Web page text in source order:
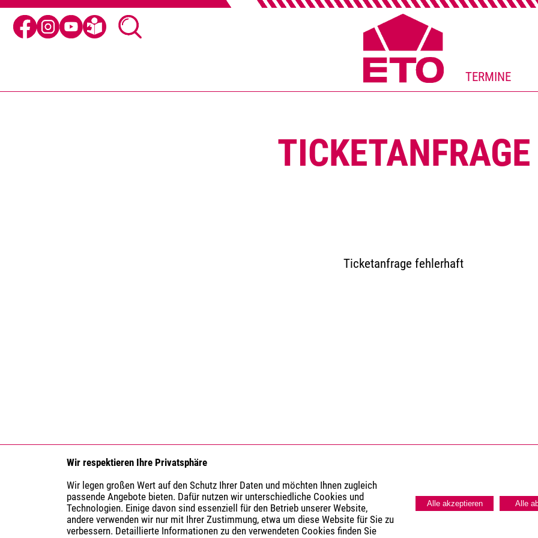
TERMINE
Wir respektieren Ihre Privatsphäre
Wir legen großen Wert auf den Schutz Ihrer Daten und möchten Ihnen zugleich
passende Angebote bieten. Dafür nutzen wir unterschiedliche Cookies und
Technologien. Einige davon sind essenziell für den Betrieb unserer Website,
andere verwenden wir nur mit Ihrer Zustimmung, etwa um diese Website für Sie zu
verbessern. Detaillierte Informationen zu den verwendeten Cookies finden Sie
Alle akzeptieren Alle
TICKETANFRAGE
Ticketanfrage fehlerhaft